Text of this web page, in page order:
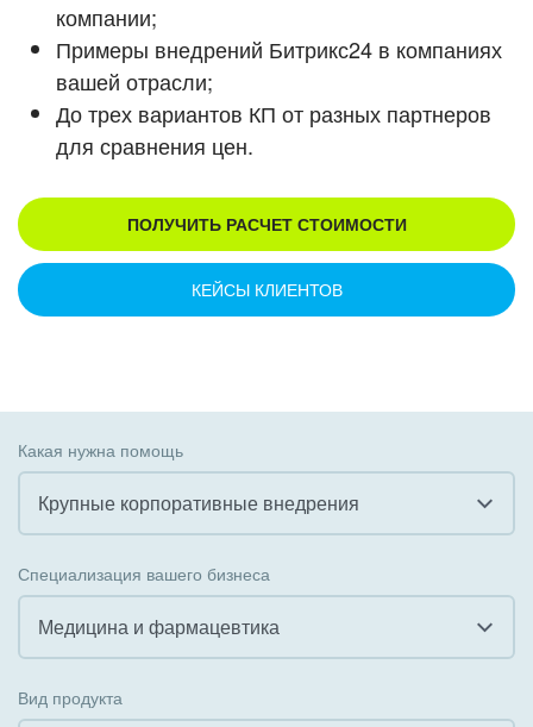
компании;
Примеры внедрений Битрикс24 в компаниях
вашей отрасли;
До трех вариантов КП от разных партнеров
для сравнения цен.
ПОЛУЧИТЬ РАСЧЕТ СТОИМОСТИ
КЕЙСЫ КЛИЕНТОВ
Какая нужна помощь
Крупные корпоративные внедрения
Внедрение КЭДО
Интеграция с 1С
Специализация вашего бизнеса
Медицина и фармацевтика
Вид продукта